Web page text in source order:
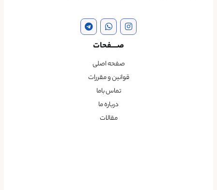
صــــفحات
صفحه اصلی
قوانین و مقررات
تماس باما
درباره ما
مقالات